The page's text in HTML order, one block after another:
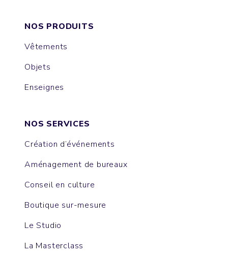
NOS PRODUITS
Vêtements
Objets
Enseignes
NOS SERVICES
Création d’événements
Aménagement de bureaux
Conseil en culture
Boutique sur-mesure
Le Studio
La Masterclass